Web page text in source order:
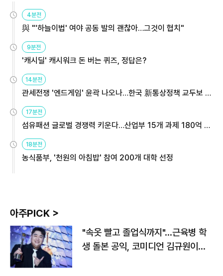
4분전
與 "'하늘이법' 여야 공동 발의 괜찮아…그것이 협치"
9분전
'캐시딜' 캐시워크 돈 버는 퀴즈, 정답은?
14분전
관세전쟁 '엔드게임' 윤곽 나오나…한국 新통상정책 교두보 활
17분전
섬유패션 글로벌 경쟁력 키운다…산업부 15개 과제 180억 지
18분전
농식품부, '천원의 아침밥' 참여 200개 대학 선정
아주PICK >
"속옷 빨고 졸업식까지"…근육병 학
생 돌본 공익, 코미디언 김규원이었